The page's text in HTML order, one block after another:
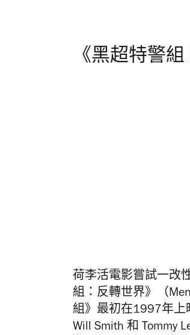
《黑超特警組
荷李活電影嘗試一改
組：反轉世界》（
組》最初在1997年上
Will Smith 和 Tommy